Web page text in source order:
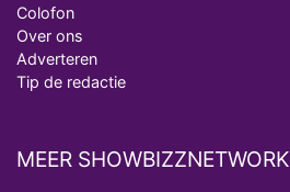
Colofon
Over ons
Adverteren
Tip de redactie
MEER SHOWBIZZNETWORK